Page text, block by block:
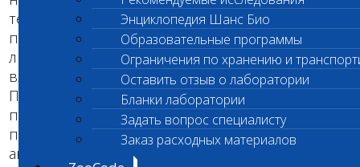
Энциклопедия Шанс Био
Образовательные программы
Ограничения по хранению и
Оставить отзыв о лаборатории
Бланки лаборатории
Задать вопрос специалисту
Заказ расходных материалов
тех, у которых симптомы нарушений еще не
проявились. Тестирование можно проводить в
любом возрасте: как для щенков, так и для
взрослых собак.
Проведение генетического теста. Для
проведения генетического теста требуется
проба крови Вашей собаки. При тестировании
анализируется мутация в ДНК, приводящая к